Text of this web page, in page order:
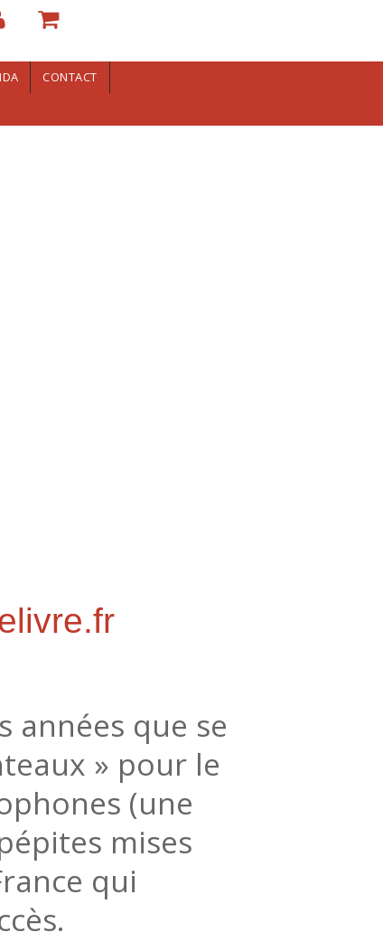
CONTACT
années que se
» pour le
(une
mises
qui